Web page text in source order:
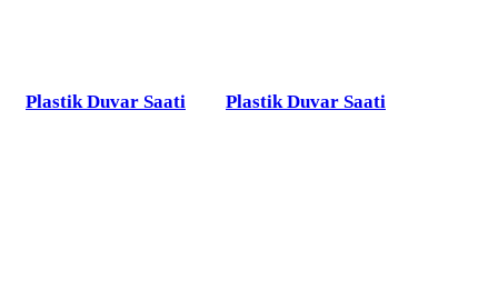
Plastik Duvar Saati Plastik Duvar Saati